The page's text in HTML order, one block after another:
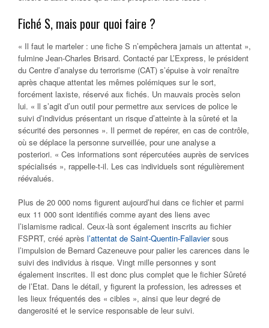
Fiché S, mais pour quoi faire ?
« Il faut le marteler : une fiche S n’empêchera jamais un attentat »,
fulmine Jean-Charles Brisard. Contacté par L’Express, le président
du Centre d’analyse du terrorisme (CAT) s’épuise à voir renaître
après chaque attentat les mêmes polémiques sur le sort,
forcément laxiste, réservé aux fichés. Un mauvais procès selon
lui. « ll s’agit d’un outil pour permettre aux services de police le
suivi d’individus présentant un risque d’atteinte à la sûreté et la
sécurité des personnes ». Il permet de repérer, en cas de contrôle,
où se déplace la personne surveillée, pour une analyse a
posteriori. « Ces informations sont répercutées auprès de services
spécialisés », rappelle-t-il. Les cas individuels sont régulièrement
réévalués.
Plus de 20 000 noms figurent aujourd’hui dans ce fichier et parmi
eux 11 000 sont identifiés comme ayant des liens avec
l’islamisme radical. Ceux-là sont également inscrits au fichier
FSPRT, créé après l’attentat de Saint-Quentin-Fallaviersous
l’impulsion de Bernard Cazeneuve pour palier les carences dans le
suivi des individus à risque. Vingt mille personnes y sont
également inscrites. Il est donc plus complet que le fichier Sûreté
de l’Etat. Dans le détail, y figurent la profession, les adresses et
les lieux fréquentés des « cibles », ainsi que leur degré de
dangerosité et le service responsable de leur suivi.